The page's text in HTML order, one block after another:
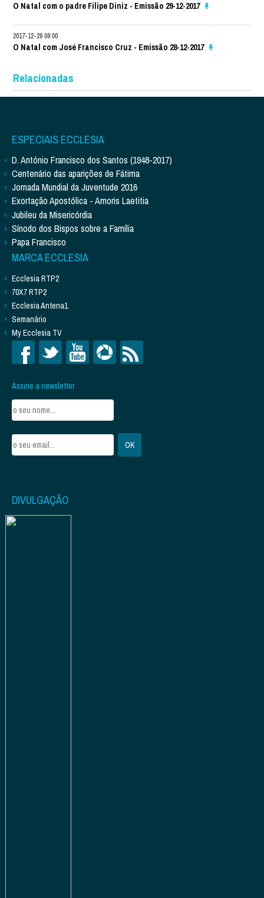
O Natal com o padre Filipe Diniz - Emissão 29-12-2017
2017-12-29 09:00
O Natal com José Francisco Cruz - Emissão 28-12-2017
Relacionadas
ESPECIAIS ECCLESIA
D. António Francisco dos Santos (1948-2017)
Centenário das aparições de Fátima
Jornada Mundial da Juventude 2016
Exortação Apostólica - Amoris Laetitia
Jubileu da Misericórdia
Sínodo dos Bispos sobre a Família
Papa Francisco
MARCA ECCLESIA
Ecclesia RTP2
70X7 RTP2
Ecclesia Antena1
Semanário
My Ecclesia TV
Assine a newsletter
DIVULGAÇÃO